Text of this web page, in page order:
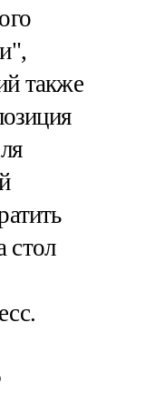
также
стол